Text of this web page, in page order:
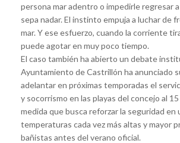
persona mar adentro o impedirle regresar
sepa nadar. El instinto empuja a luchar de
mar. Y ese esfuerzo, cuando la corriente
puede agotar en muy poco tiempo.
El caso también ha abierto un debate
Ayuntamiento de Castrillón ha anunciado
adelantar en próximas temporadas el
y socorrismo en las playas del concejo al
medida que busca reforzar la seguridad
temperaturas cada vez más altas y mayor
bañistas antes del verano oficial.